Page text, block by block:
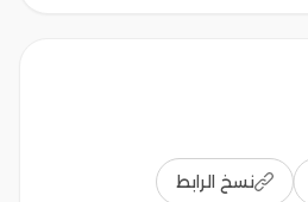
نسخ الرابط